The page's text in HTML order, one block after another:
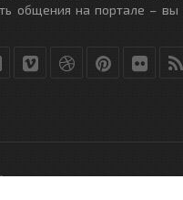
общения на портале –
студиейDLE-THEME.RU- All